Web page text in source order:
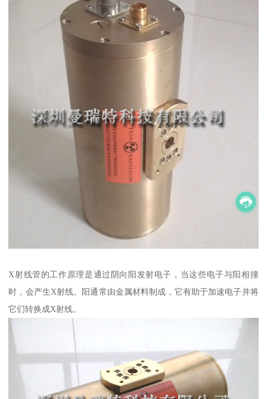
X射线管的工作原理是通过阴向阳发射电子，当这些电子与阳相撞
时，会产生X射线。阳通常由金属材料制成，它有助于加速电子并将
它们转换成X射线。